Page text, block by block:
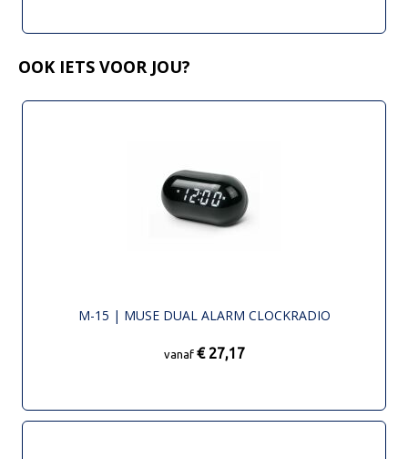
OOK IETS VOOR JOU?
M-15 | MUSE DUAL ALARM CLOCKRADIO
vanaf € 27,17